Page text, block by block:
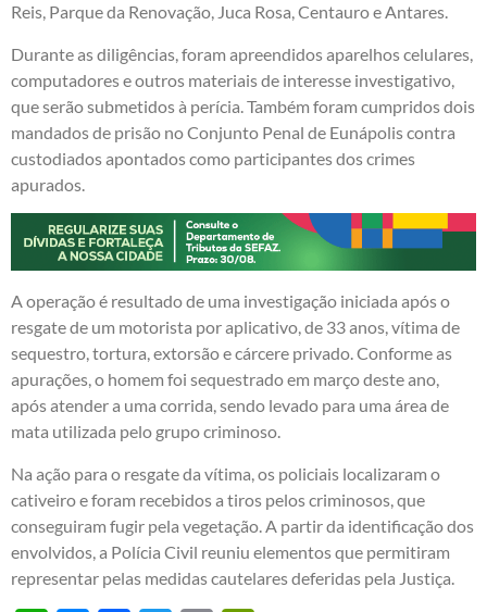
Reis, Parque da Renovação, Juca Rosa, Centauro e Antares.
Durante as diligências, foram apreendidos aparelhos celulares,
computadores e outros materiais de interesse investigativo,
que serão submetidos à perícia. Também foram cumpridos dois
mandados de prisão no Conjunto Penal de Eunápolis contra
custodiados apontados como participantes dos crimes
apurados.
A operação é resultado de uma investigação iniciada após o
resgate de um motorista por aplicativo, de 33 anos, vítima de
sequestro, tortura, extorsão e cárcere privado. Conforme as
apurações, o homem foi sequestrado em março deste ano,
após atender a uma corrida, sendo levado para uma área de
mata utilizada pelo grupo criminoso.
Na ação para o resgate da vítima, os policiais localizaram o
cativeiro e foram recebidos a tiros pelos criminosos, que
conseguiram fugir pela vegetação. A partir da identificação dos
envolvidos, a Polícia Civil reuniu elementos que permitiram
representar pelas medidas cautelares deferidas pela Justiça.